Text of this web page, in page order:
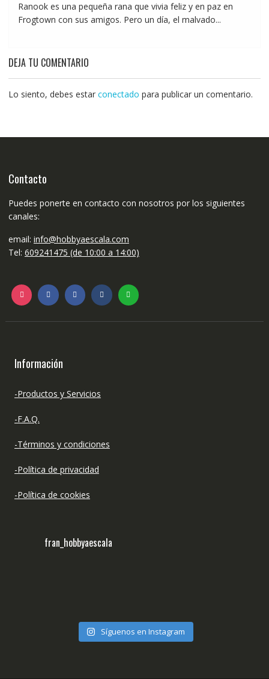
Ranook es una pequeña rana que vivia feliz y en paz en
Frogtown con sus amigos. Pero un día, el malvado...
DEJA TU COMENTARIO
Lo siento, debes estar conectado para publicar un comentario.
Contacto
Puedes ponerte en contacto con nosotros por los siguientes
canales:
email: info@hobbyaescala.com
Tel: 609241475 (de 10:00 a 14:00)
Información
-Productos y Servicios
-F.A.Q.
-Términos y condiciones
-Política de privacidad
-Política de cookies
fran_hobbyaescala
Síguenos en Instagram